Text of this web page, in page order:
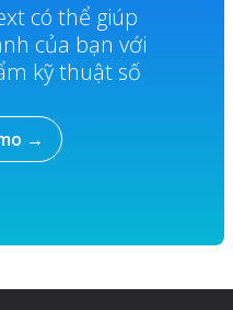
có thể giúp
của bạn với
kỹ thuật số
→